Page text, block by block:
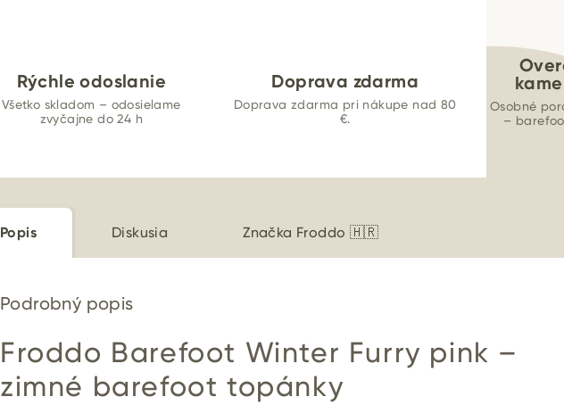
Rýchle odoslanie
Všetko skladom – odosielame
zvyčajne do 24 h
Doprava zdarma
Doprava zdarma pri nákupe nad 80
€.
Osobné
–
Popis Diskusia Značka Froddo 🇭🇷
Podrobný popis
Froddo Barefoot Winter Furry pink –
zimné barefoot topánky